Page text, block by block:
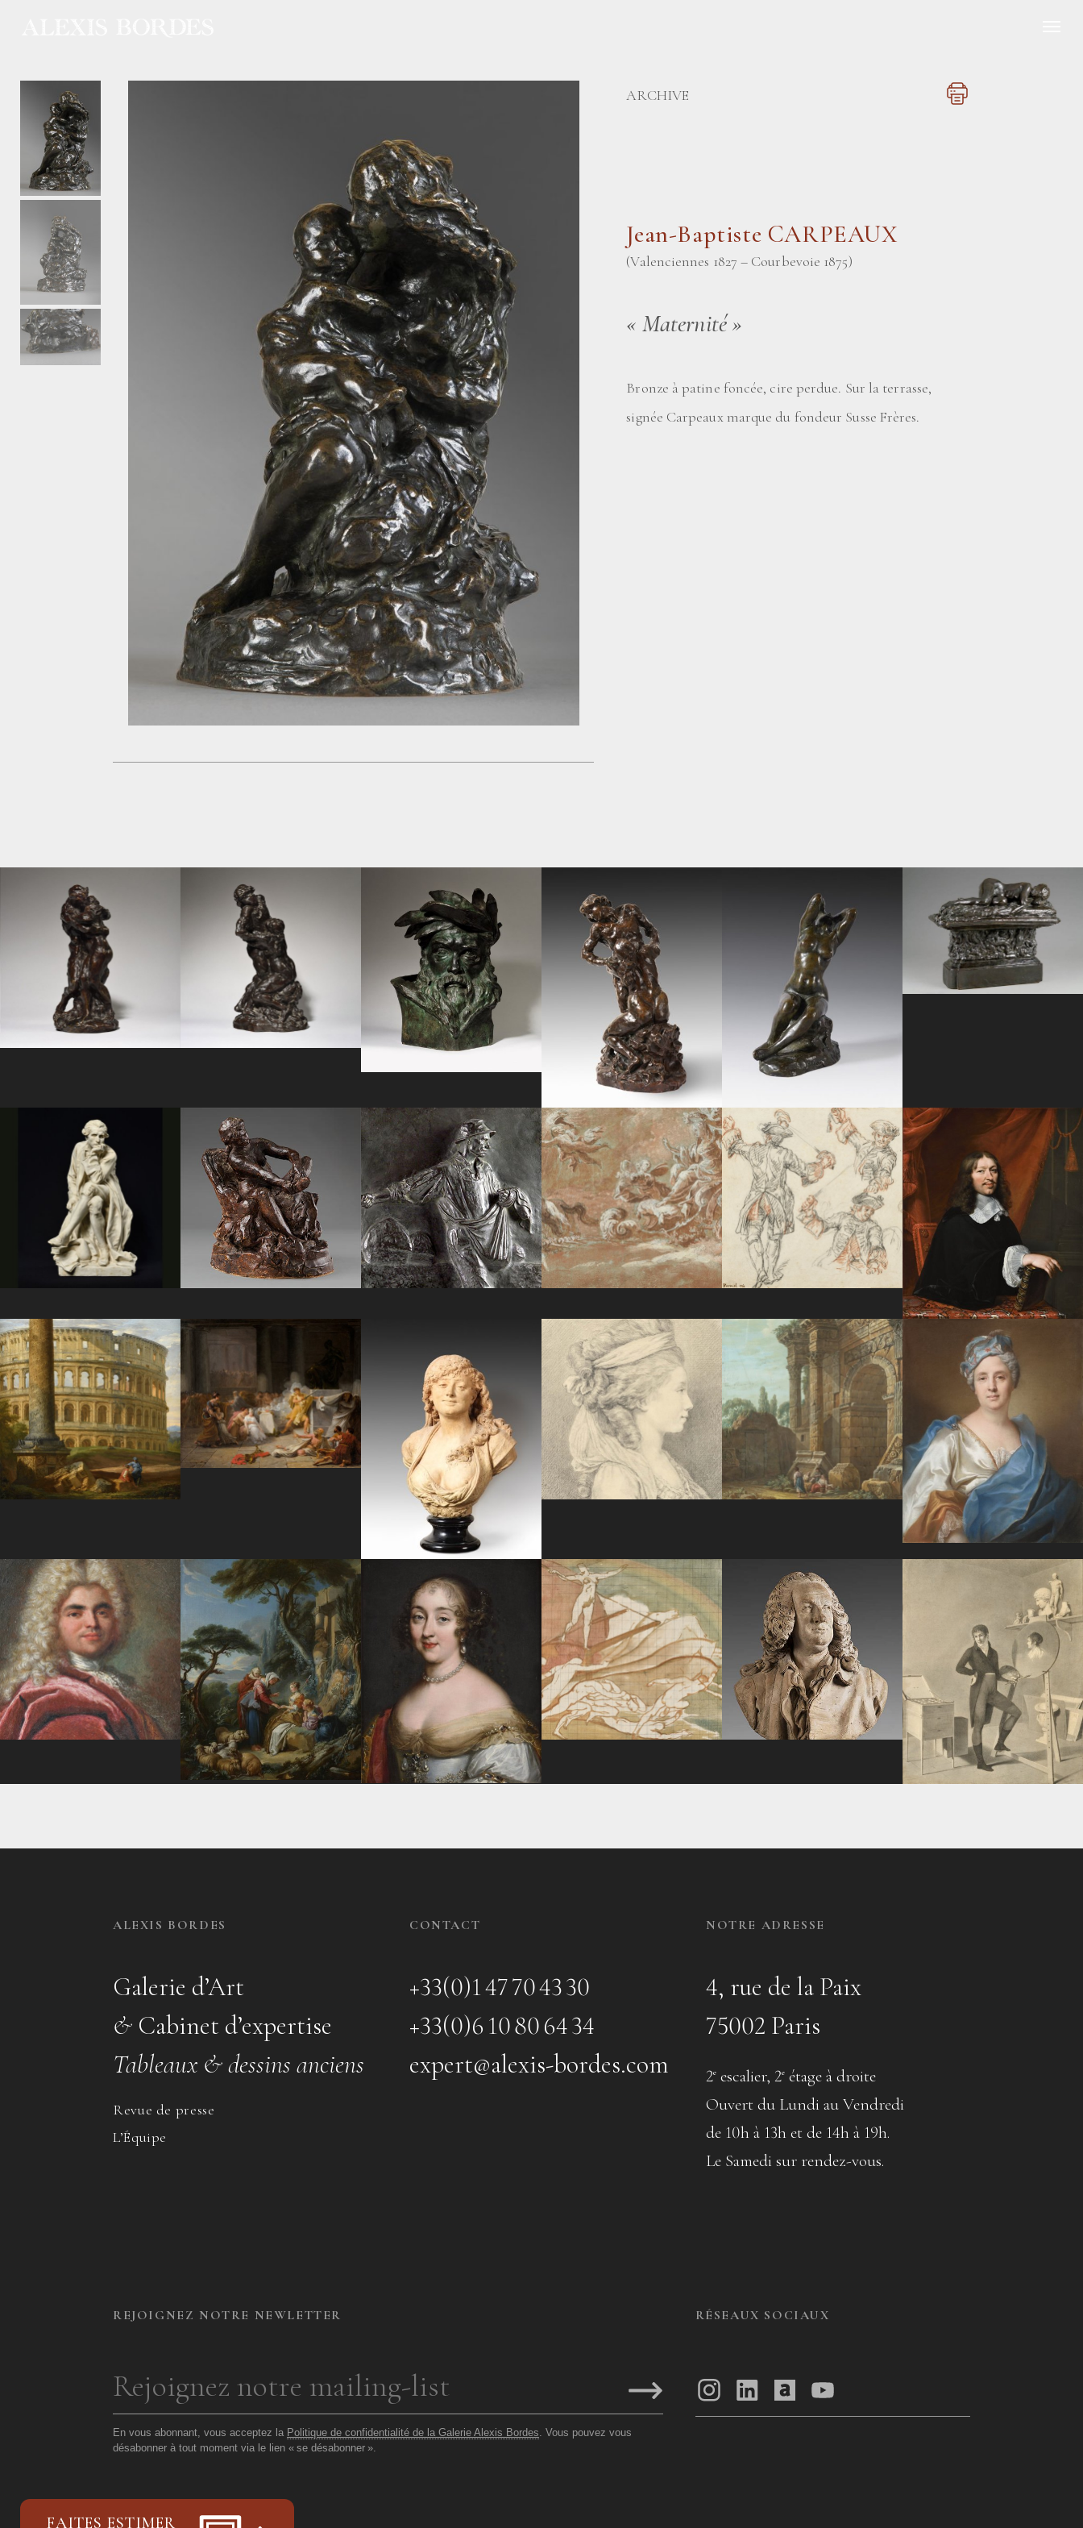
ARCHIVE
Jean-Baptiste CARPEAUX
(Valenciennes 1827 – Courbevoie 1875)
« Maternité»
Bronze à patine foncée, cire perdue. Sur la terrasse,
signée Carpeaux marque du fondeur Susse Frères.
ALEXIS BORDES
Galerie d’Art
& Cabinet d’expertise
Tableaux & dessins anciens
Revue de presse
L’Équipe
CONTACT
+33(0)1 47 70 43 30
+33(0)6 10 80 64 34
expert@alexis-bordes.com
NOTRE ADRESSE
4, rue de la Paix
75002 Paris
2e escalier, 2e étage à droite
Ouvert du Lundi au Vendredi
de 10h à 13h et de 14h à 19h.
Le Samedi sur rendez-vous.
REJOIGNEZ NOTRE NEWLETTER
En vous abonnant, vous acceptez la Politique de confidentialité de la Galerie Alexis Bordes. Vous pouvez vous
désabonner à tout moment via le lien « se désabonner ».
RÉSEAUX SOCIAUX
FAITES ESTIMER